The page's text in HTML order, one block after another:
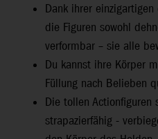
Dank ihrer
die Figuren sowohl
verformbar – sie alle
Du kannst ihre Körper
Füllung nach Belieben
Die tollen Actionfiguren
strapazierfähig -